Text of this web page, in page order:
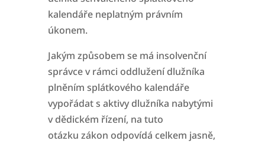
kalendáře neplatným právním
úkonem.
Jakým způsobem se má insolvenční
správce v rámci oddlužení dlužníka
plněním splátkového kalendáře
vypořádat s aktivy dlužníka nabytými
v dědickém řízení, na tuto
otázku zákon odpovídá celkem jasně,